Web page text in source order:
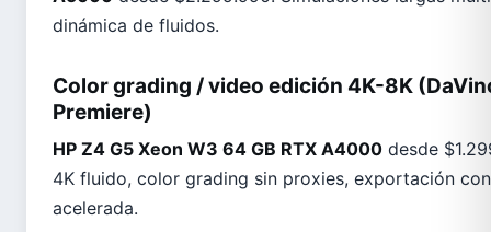
dinámica de fluidos.
Color grading / video edición 4K-8K
Premiere)
HP Z4 G5 Xeon W3 64 GB RTX A4000 desde
4K fluido, color grading sin proxies, exportación
acelerada.